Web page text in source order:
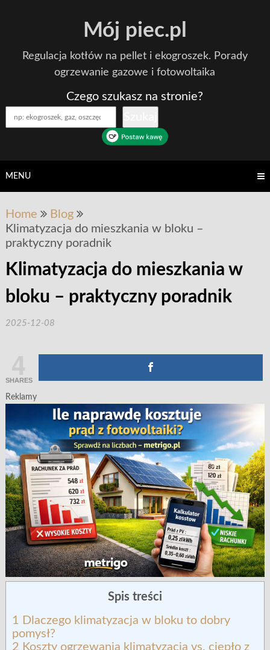
Mój piec.pl
Regulacja kotłów na pellet i ekogroszek. Porady
ogrzewanie gazowe i fotowoltaika
Czego szukasz na stronie?
MENU
Home
Blog
Klimatyzacja do mieszkania w bloku –
praktyczny poradnik
Klimatyzacja do mieszkania w
bloku – praktyczny poradnik
2025-12-08
SHARES
Reklamy
Spis treści
1 Dlaczego klimatyzacja w bloku to dobry
pomysł?
2 Koszty ogrzewania klimatyzacją vs. ciepło z